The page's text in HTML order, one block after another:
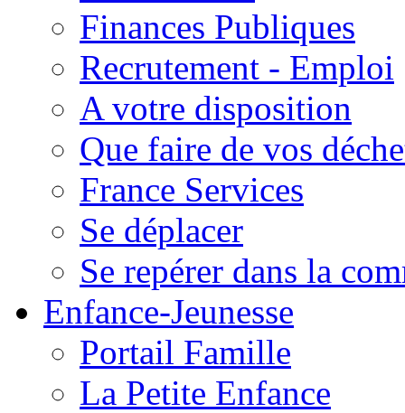
Finances Publiques
Recrutement - Emploi
A votre disposition
Que faire de vos
France Services
Se déplacer
Se repérer dans la
Enfance-Jeunesse
Portail Famille
La Petite Enfance